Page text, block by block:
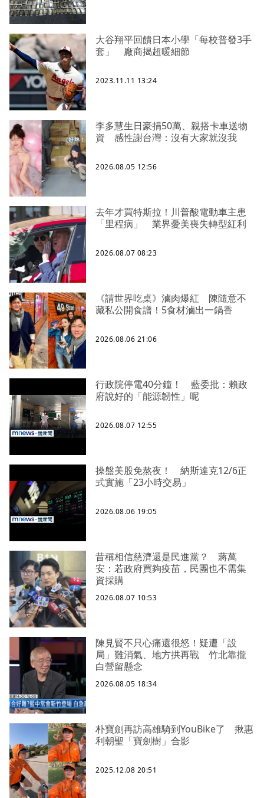
大谷翔平回饋日本小學「每校普發3手
套」 廠商揭超暖細節
2023.11.11 13:24
李多慧生日豪捐50萬、親搭卡車送物
資 感性謝台灣：沒有大家就沒我
2026.08.05 12:56
去年才買特斯拉！川普酸電動車主患
「里程病」 業界憂美喪失轉型紅利
2026.08.07 08:23
《請世界吃桌》滷肉爆紅 陳隨意不
藏私公開食譜！5食材滷出一鍋香
2026.08.06 21:06
行政院停電40分鐘！ 藍委批：賴政
府說好的「能源韌性」呢
2026.08.07 12:55
操盤美股免熬夜！ 納斯達克12/6正
式實施「23小時交易」
2026.08.06 19:05
昔稱相信慈濟還是民進黨？ 蔣萬
安：若政府買夠疫苗，民團也不需集
資採購
2026.08.07 10:53
陳見賢不只心痛還很怒！疑遭「設
局」難消氣、地方拱再戰 竹北靠攏
白營留懸念
2026.08.05 18:34
朴寶劍再訪高雄騎到YouBike了 揪惠
利朝聖「寶劍樹」合影
2025.12.08 20:51